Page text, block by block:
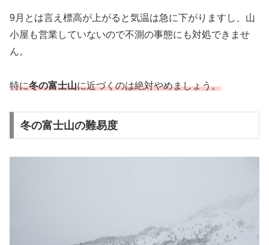
9月とは言え標高が上がると気温は急に下がりますし、山
小屋も営業していないので不測の事態にも対処できませ
ん。
特に冬の富士山に近づくのは絶対やめましょう。
冬の富士山の難易度